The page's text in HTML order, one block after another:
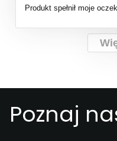
Produkt spełnił moje
Poznaj